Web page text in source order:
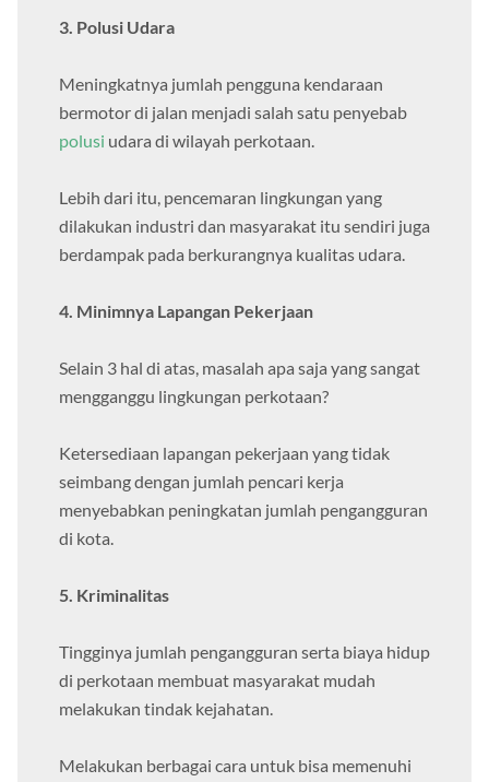
3. Polusi Udara
Meningkatnya jumlah pengguna kendaraan
bermotor di jalan menjadi salah satu penyebab
polusi udara di wilayah perkotaan.
Lebih dari itu, pencemaran lingkungan yang
dilakukan industri dan masyarakat itu sendiri juga
berdampak pada berkurangnya kualitas udara.
4. Minimnya Lapangan Pekerjaan
Selain 3 hal di atas, masalah apa saja yang sangat
mengganggu lingkungan perkotaan?
Ketersediaan lapangan pekerjaan yang tidak
seimbang dengan jumlah pencari kerja
menyebabkan peningkatan jumlah pengangguran
di kota.
5. Kriminalitas
Tingginya jumlah pengangguran serta biaya hidup
di perkotaan membuat masyarakat mudah
melakukan tindak kejahatan.
Melakukan berbagai cara untuk bisa memenuhi